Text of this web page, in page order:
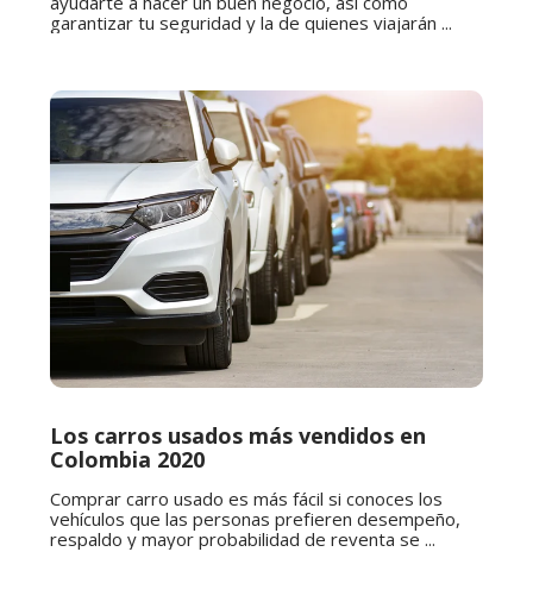
garantizar tu seguridad y la de quienes viajarán ...
Los carros usados más vendidos en
Colombia 2020
Comprar carro usado es más fácil si conoces los
vehículos que las personas prefieren desempeño,
respaldo y mayor probabilidad de reventa se ...